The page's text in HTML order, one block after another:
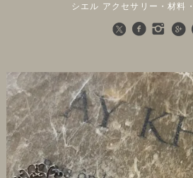
シエル アクセサリー・材料